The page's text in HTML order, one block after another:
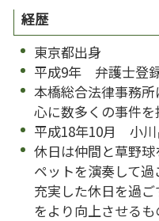
経歴
東京都出身
平成9年 弁護士登
本橋総合法律事務
心に数多くの事件を
平成18年10月 小川
休日は仲間と草野
ペットを演奏して過
充実した休日を過
をより向上させるも